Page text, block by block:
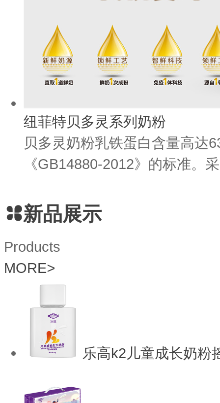
纽菲特贝多灵系列奶粉
贝多灵奶粉乳铁蛋白含量高达
《GB14880-2012》的标准。
新品展示
Products
MORE>
乐高k2儿童成长奶粉